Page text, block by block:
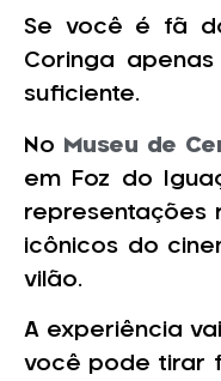
Se você é fã
Coringa
suficiente.
No Museu de
em Foz do
representações
icônicos do
vilão.
A experiência
você pode tirar